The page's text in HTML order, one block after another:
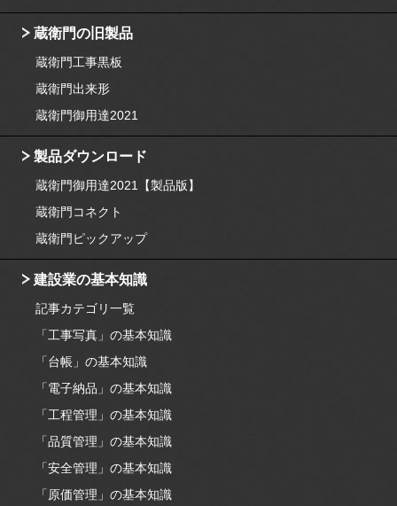
蔵衛門の旧製品
蔵衛門工事黒板
蔵衛門出来形
蔵衛門御用達2021
製品ダウンロード
蔵衛門御用達2021【製品版】
蔵衛門コネクト
蔵衛門ピックアップ
建設業の基本知識
記事カテゴリ一覧
「工事写真」の基本知識
「台帳」の基本知識
「電子納品」の基本知識
「工程管理」の基本知識
「品質管理」の基本知識
「安全管理」の基本知識
「原価管理」の基本知識